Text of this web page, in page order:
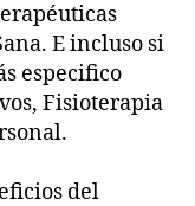
E incluso si
especifico
Fisioterapia
del